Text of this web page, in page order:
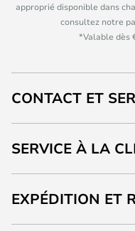
approprié disponible dans
consultez notre
*Valable dès
CONTACT ET
SERVICE À LA
EXPÉDITION ET